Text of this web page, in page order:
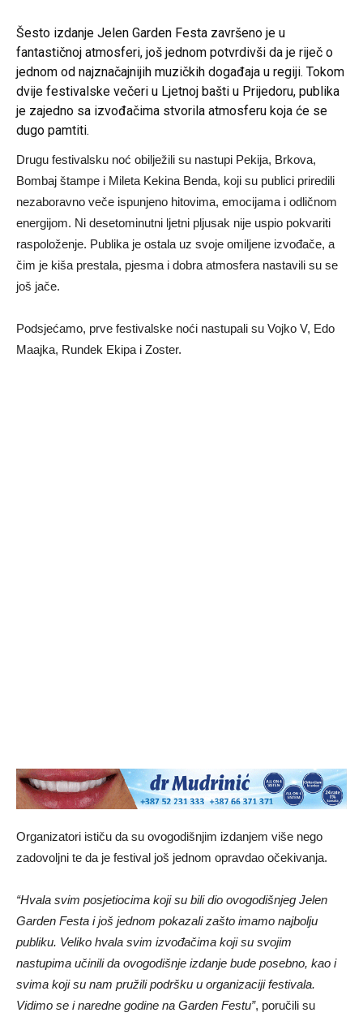
Šesto izdanje Jelen Garden Festa završeno je u
fantastičnoj atmosferi, još jednom potvrdivši da je riječ o
jednom od najznačajnijih muzičkih događaja u regiji. Tokom
dvije festivalske večeri u Ljetnoj bašti u Prijedoru, publika
je zajedno sa izvođačima stvorila atmosferu koja će se
dugo pamtiti.
Drugu festivalsku noć obilježili su nastupi Pekija, Brkova,
Bombaj štampe i Mileta Kekina Benda, koji su publici priredili
nezaboravno veče ispunjeno hitovima, emocijama i odličnom
energijom. Ni desetominutni ljetni pljusak nije uspio pokvariti
raspoloženje. Publika je ostala uz svoje omiljene izvođače, a
čim je kiša prestala, pjesma i dobra atmosfera nastavili su se
još jače.
Podsjećamo, prve festivalske noći nastupali su Vojko V, Edo
Maajka, Rundek Ekipa i Zoster.
Organizatori ističu da su ovogodišnjim izdanjem više nego
zadovoljni te da je festival još jednom opravdao očekivanja.
“Hvala svim posjetiocima koji su bili dio ovogodišnjeg Jelen
Garden Festa i još jednom pokazali zašto imamo najbolju
publiku. Veliko hvala svim izvođačima koji su svojim
nastupima učinili da ovogodišnje izdanje bude posebno, kao i
svima koji su nam pružili podršku u organizaciji festivala.
Vidimo se i naredne godine na Garden Festu”, poručili su